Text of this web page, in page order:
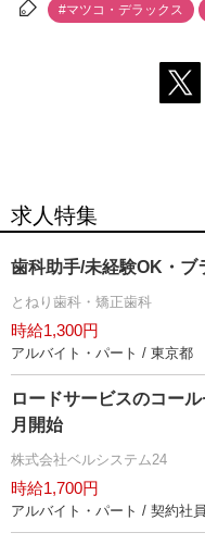
#マツコ・デラックス
求人特集
歯科助手/未経験OK・ブ
とねり歯科・矯正歯科
時給1,300円
アルバイト・パート / 東京都
ロードサービスのコー
月開始
株式会社ベルシステム24
時給1,700円
アルバイト・パート / 契約社